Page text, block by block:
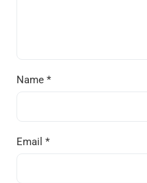
Name *
Email *